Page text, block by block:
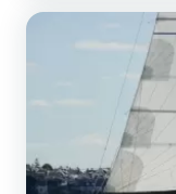
vraag een offerte